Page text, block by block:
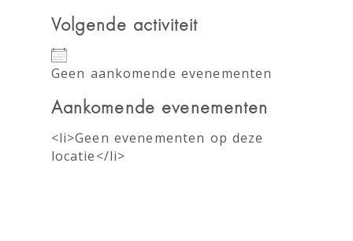
Volgende activiteit
Geen aankomende evenementen
Aankomende evenementen
<li>Geen evenementen op deze
locatie</li>